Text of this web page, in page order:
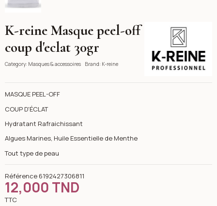
K-reine Masque peel-off
coup d'eclat 30gr
Category: Masques & accessoires Brand: K-reine
MASQUE PEEL-OFF
COUP D'ÉCLAT
Hydratant Rafraichissant
Algues Marines, Huile Essentielle de Menthe
Tout type de peau
Référence 6192427306811
12,000 TND
TTC